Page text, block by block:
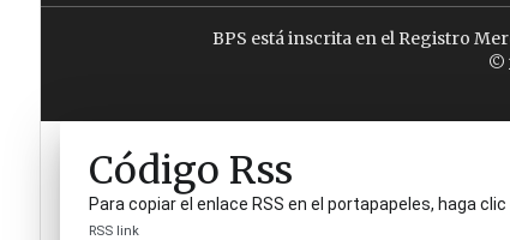
BPS está inscrita en el Registro
©
Código Rss
Para copiar el enlace RSS en el portapapeles, haga clic
RSS link